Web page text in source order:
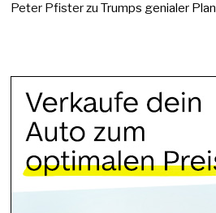
Peter PfisterzuTrumps genialer Plan